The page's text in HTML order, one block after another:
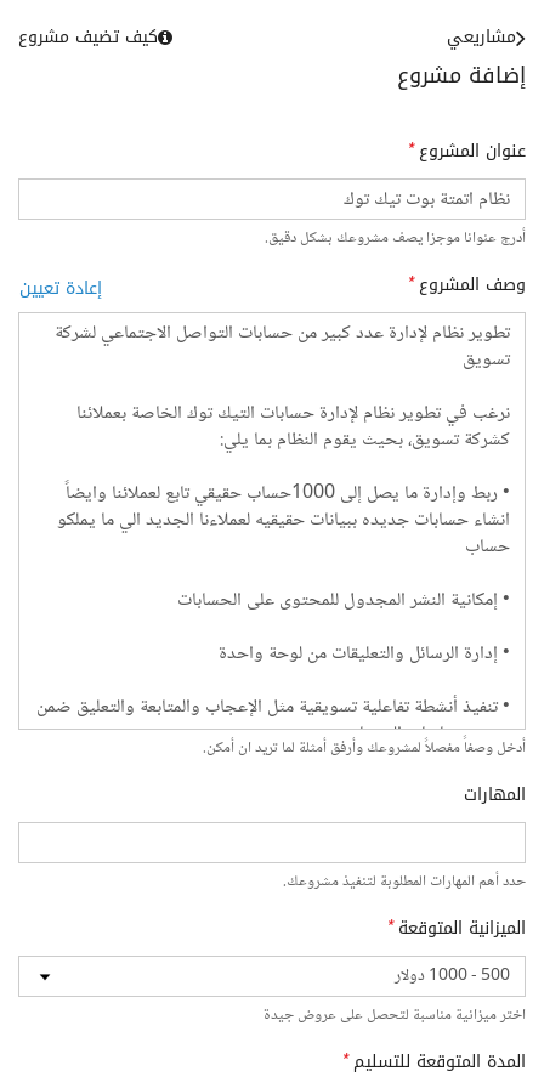
إضافة مشروع
مشاريعي كيف تضيف مشروع
عنوان المشروع*
أدرج عنوانا موجزا يصف مشروعك بشكل دقيق.
وصف المشروع* إعادة تعيين
أدخل وصفاً مفصلاً لمشروعك وأرفق أمثلة لما تريد ان أمكن.
المهارات
حدد أهم المهارات المطلوبة لتنفيذ مشروعك.
الميزانية المتوقعة*
اختر ميزانية مناسبة لتحصل على عروض جيدة
المدة المتوقعة للتسليم*